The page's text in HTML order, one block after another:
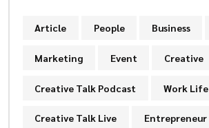
Article People Business
Marketing Event Creative
Creative Talk Podcast Work Life
Creative Talk Live Entrepreneur